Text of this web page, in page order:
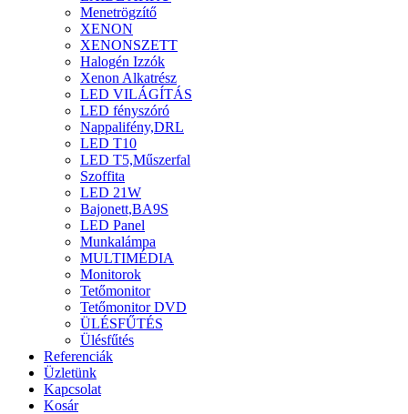
Menetrögzítő
XENON
XENONSZETT
Halogén Izzók
Xenon Alkatrész
LED VILÁGÍTÁS
LED fényszóró
Nappalifény,DRL
LED T10
LED T5,Műszerfal
Szoffita
LED 21W
Bajonett,BA9S
LED Panel
Munkalámpa
MULTIMÉDIA
Monitorok
Tetőmonitor
Tetőmonitor DVD
ÜLÉSFŰTÉS
Ülésfűtés
Referenciák
Üzletünk
Kapcsolat
Kosár